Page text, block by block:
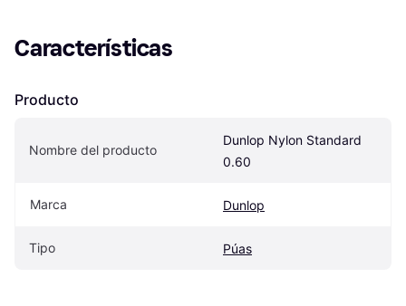
Características
Producto
Nombre del producto
Dunlop Nylon Standard
0.60
Marca Dunlop
Tipo Púas